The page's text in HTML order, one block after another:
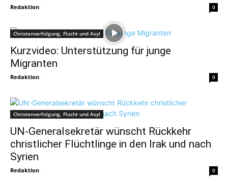
Redaktion - 0
Christenverfolgung, Flucht und Asyl
Kurzvideo: Unterstützung für junge
Migranten
Redaktion - 0
Christenverfolgung, Flucht und Asyl
UN-Generalsekretär wünscht Rückkehr
christlicher Flüchtlinge in den Irak und nach
Syrien
Redaktion - 0